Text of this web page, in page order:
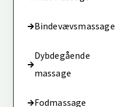
Bindevævsmassage
Dybdegående
massage
Fodmassage